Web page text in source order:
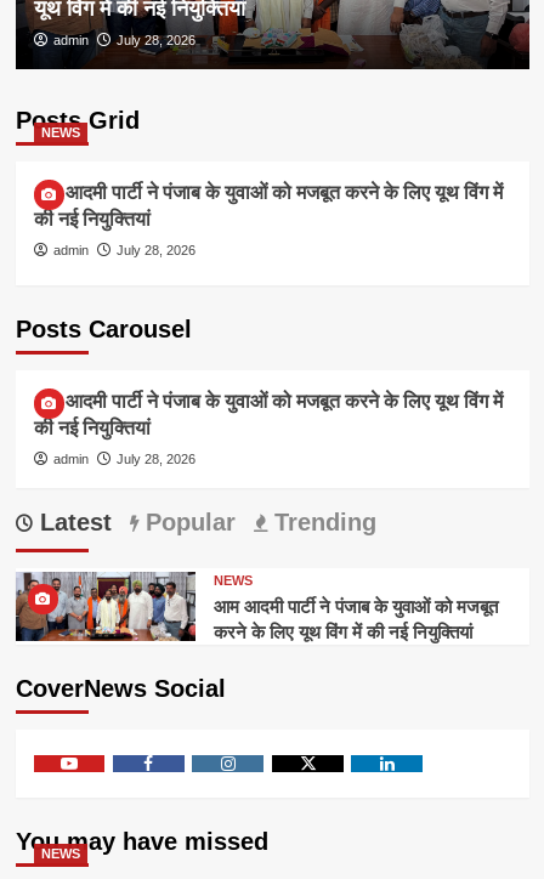
यूथ विंग में की नई नियुक्तियां
admin July 28, 2026
Posts Grid
NEWS
आम आदमी पार्टी ने पंजाब के युवाओं को मजबूत करने के लिए यूथ विंग में
की नई नियुक्तियां
admin July 28, 2026
Posts Carousel
NEWS
आम आदमी पार्टी ने पंजाब के युवाओं को मजबूत करने के लिए यूथ विंग में
की नई नियुक्तियां
admin July 28, 2026
Latest Popular Trending
NEWS
आम आदमी पार्टी ने पंजाब के युवाओं को मजबूत
करने के लिए यूथ विंग में की नई नियुक्तियां
CoverNews Social
You may have missed
NEWS